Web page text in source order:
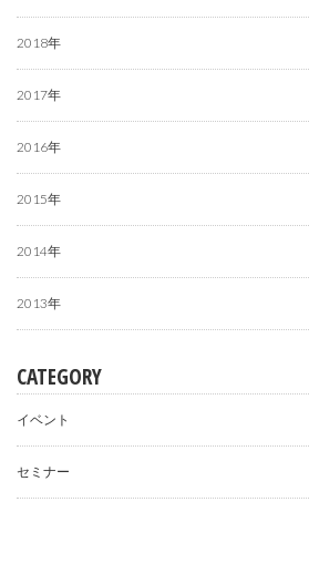
2018年
2017年
2016年
2015年
2014年
2013年
CATEGORY
イベント
セミナー